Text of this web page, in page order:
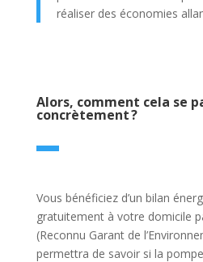
réaliser des économies
Alors, comment cela se
concrètement ?
Vous bénéficiez d’un bilan
gratuitement à votre domicile
(Reconnu Garant de
permettra de savoir si la